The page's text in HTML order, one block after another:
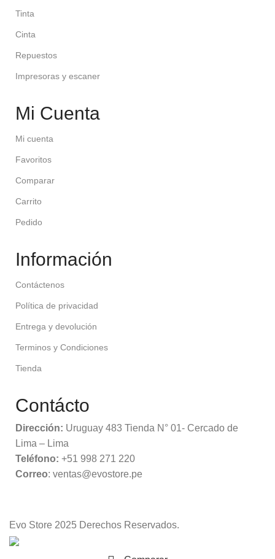
Tinta
Cinta
Repuestos
Impresoras y escaner
Mi Cuenta
Mi cuenta
Favoritos
Comparar
Carrito
Pedido
Información
Contáctenos
Política de privacidad
Entrega y devolución
Terminos y Condiciones
Tienda
Contácto
Dirección: Uruguay 483 Tienda N° 01- Cercado de
Lima – Lima
Teléfono: +51 998 271 220
Correo: ventas@evostore.pe
Evo Store 2025 Derechos Reservados.